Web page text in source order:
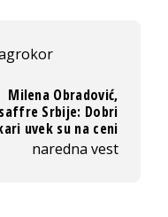
Milena Obradović,
Srbije: Dobri
uvek su na ceni
naredna vest